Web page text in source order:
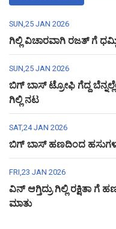
SUN,25 JAN 2026
ಗಿಲ್ಲಿ ವಿಚಾರವಾಗಿ ರಜತ್ ಗೆ
SUN,25 JAN 2026
ಬಿಗ್ ಬಾಸ್ ಟ್ರೋಫಿ ಗೆದ್ದ
ಗಿಲ್ಲಿ ನಟ
SAT,24 JAN 2026
ಬಿಗ್ ಬಾಸ್ ಹಣದಿಂದ
FRI,23 JAN 2026
ವಿನ್ ಆಗ್ತಿದ್ರು ಗಿಲ್ಲಿ ರಕ್ಷಿತಾ ಗೆ
ಮಾತು